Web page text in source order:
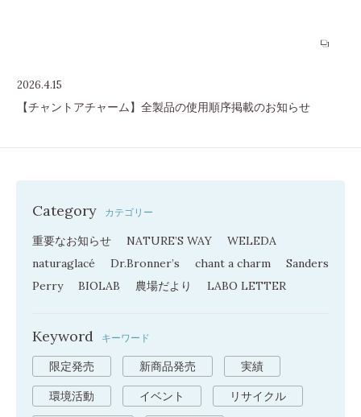
2026.4.15
【チャントアチャーム】全製品の使用順序掲載のお知らせ
Category カテゴリー
重要なお知らせ NATURE’S WAY
WELEDA
naturaglacé
Dr.Bronner’s chant a charm
Sanders
Perry
BIOLAB 農場だより LABO LETTER
Keyword キーワード
限定発売 新商品発売 実績
環境活動 イベント リサイクル